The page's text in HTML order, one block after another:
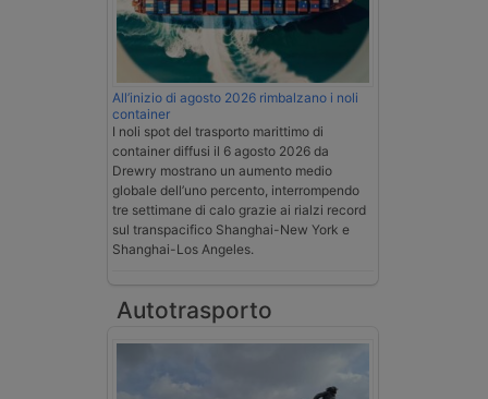
All’inizio di agosto 2026 rimbalzano i noli
container
I noli spot del trasporto marittimo di
container diffusi il 6 agosto 2026 da
Drewry mostrano un aumento medio
globale dell’uno percento, interrompendo
tre settimane di calo grazie ai rialzi record
sul transpacifico Shanghai-New York e
Shanghai-Los Angeles.
Autotrasporto